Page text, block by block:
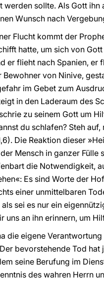
werden sollte. Als Gott ihn
Wunsch nach
Flucht kommt der
hatte, um sich von
er flieht nach Spanien, er
Bewohner von Ninive,
im Gebet zum
in den Laderaum des
zu seinem Gott um
du schlafen? Steh
Die Reaktion dieser
Mensch in ganzer Fülle
die Notwendigkeit,
Es sind Worte der
einer unmittelbaren
als sei es nur ein
uns an ihn erinnern, um
die eigene
bevorstehende Tod
seine Berufung im
des wahren Herrn